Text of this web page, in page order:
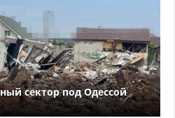
сектор под Одессой